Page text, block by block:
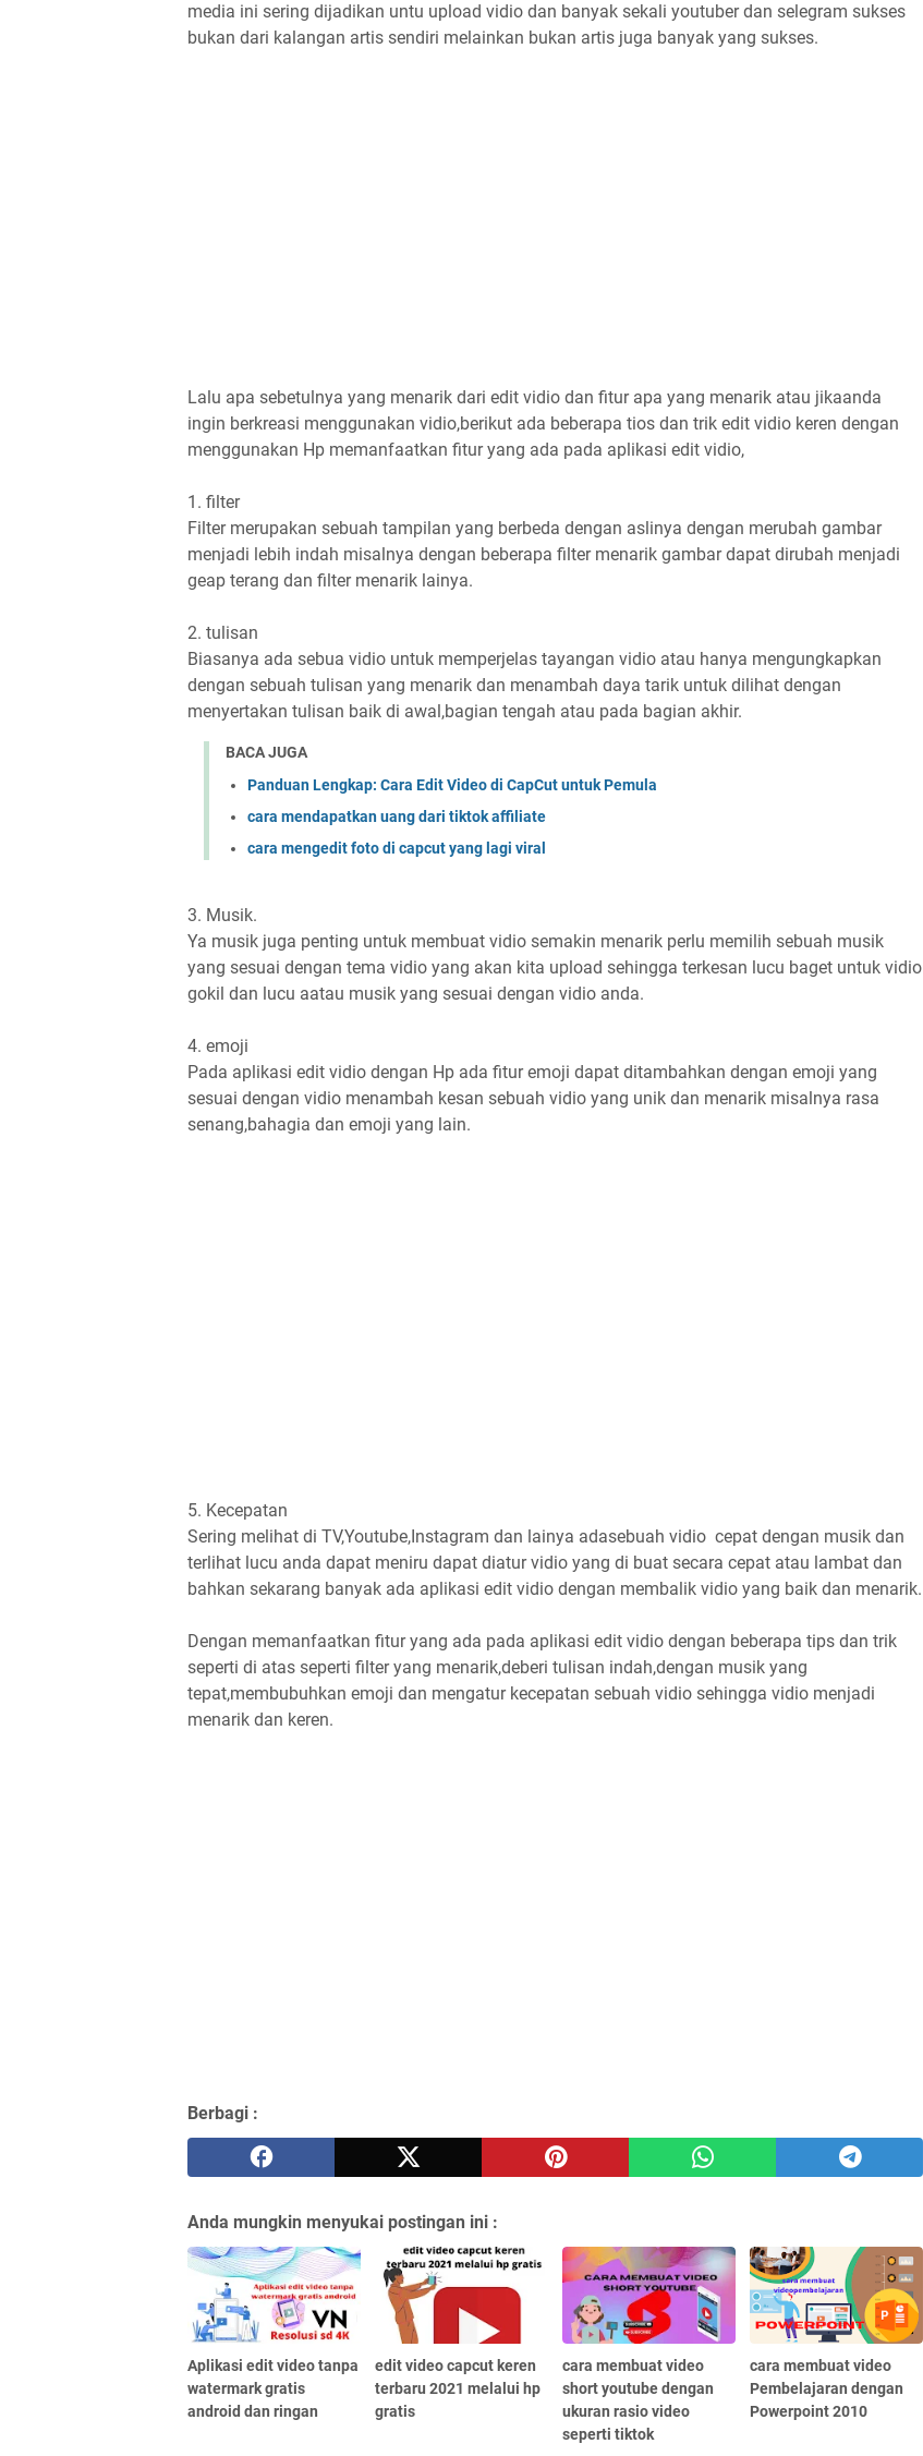
media ini sering dijadikan untu upload vidio dan banyak sekali youtuber dan selegram sukses
bukan dari kalangan artis sendiri melainkan bukan artis juga banyak yang sukses.
Lalu apa sebetulnya yang menarik dari edit vidio dan fitur apa yang menarik atau jikaanda
ingin berkreasi menggunakan vidio,berikut ada beberapa tios dan trik edit vidio keren dengan
menggunakan Hp memanfaatkan fitur yang ada pada aplikasi edit vidio,
1. filter
Filter merupakan sebuah tampilan yang berbeda dengan aslinya dengan merubah gambar
menjadi lebih indah misalnya dengan beberapa filter menarik gambar dapat dirubah menjadi
geap terang dan filter menarik lainya.
2. tulisan
Biasanya ada sebua vidio untuk memperjelas tayangan vidio atau hanya mengungkapkan
dengan sebuah tulisan yang menarik dan menambah daya tarik untuk dilihat dengan
menyertakan tulisan baik di awal,bagian tengah atau pada bagian akhir.
BACA JUGA
Panduan Lengkap: Cara Edit Video di CapCut untuk Pemula
cara mendapatkan uang dari tiktok affiliate
cara mengedit foto di capcut yang lagi viral
3. Musik.
Ya musik juga penting untuk membuat vidio semakin menarik perlu memilih sebuah musik
yang sesuai dengan tema vidio yang akan kita upload sehingga terkesan lucu baget untuk vidio
gokil dan lucu aatau musik yang sesuai dengan vidio anda.
4. emoji
Pada aplikasi edit vidio dengan Hp ada fitur emoji dapat ditambahkan dengan emoji yang
sesuai dengan vidio menambah kesan sebuah vidio yang unik dan menarik misalnya rasa
senang,bahagia dan emoji yang lain.
5. Kecepatan
Sering melihat di TV,Youtube,Instagram dan lainya adasebuah vidio cepat dengan musik dan
terlihat lucu anda dapat meniru dapat diatur vidio yang di buat secara cepat atau lambat dan
bahkan sekarang banyak ada aplikasi edit vidio dengan membalik vidio yang baik dan menarik.
Dengan memanfaatkan fitur yang ada pada aplikasi edit vidio dengan beberapa tips dan trik
seperti di atas seperti filter yang menarik,deberi tulisan indah,dengan musik yang
tepat,membubuhkan emoji dan mengatur kecepatan sebuah vidio sehingga vidio menjadi
menarik dan keren.
Berbagi :
Anda mungkin menyukai postingan ini :
Aplikasi edit video tanpa
watermark gratis
android dan ringan
edit video capcut keren
terbaru 2021 melalui hp
gratis
cara membuat video
short youtube dengan
ukuran rasio video
seperti tiktok
cara membuat video
Pembelajaran dengan
Powerpoint 2010